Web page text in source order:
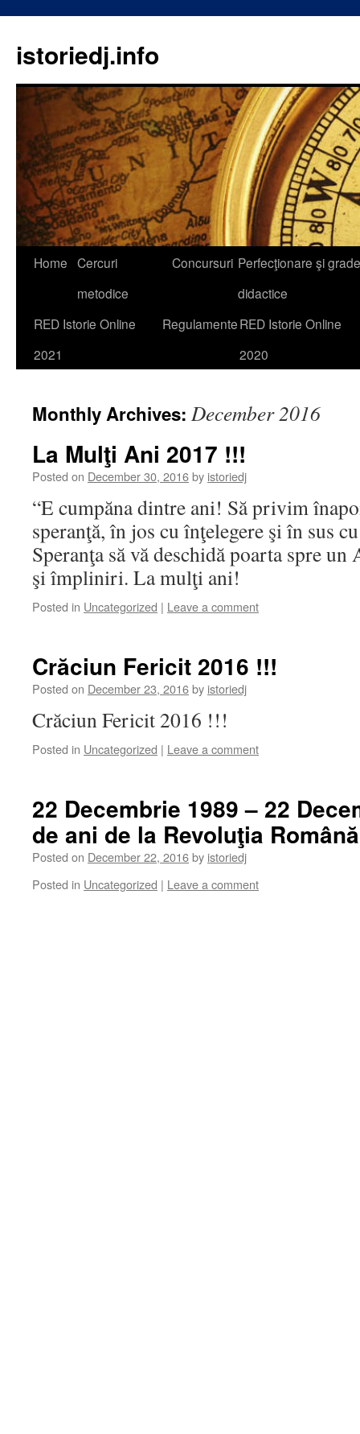
istoriedj.info
Skip
content
Home Cercuri
metodice
Concursuri Perfecţionare şi grade
didactice
RED Istorie Online
2021
RegulamenteRED Istorie Online
2020
Monthly Archives: December 2016
La Mulţi Ani 2017 !!!
Posted on December 30, 2016by istoriedj
“E cumpăna dintre ani! Să privim
speranţă, în jos cu înţelegere şi în sus
Speranţa să vă deschidă poarta spre
şi împliniri. La mulţi ani!
Posted in Uncategorized | Leave a comment
Crăciun Fericit 2016 !!!
Posted on December 23, 2016by istoriedj
Crăciun Fericit 2016 !!!
Posted in Uncategorized | Leave a comment
22 Decembrie 1989 – 22
de ani de la Revoluţia Română
Posted on December 22, 2016by istoriedj
Posted in Uncategorized | Leave a comment